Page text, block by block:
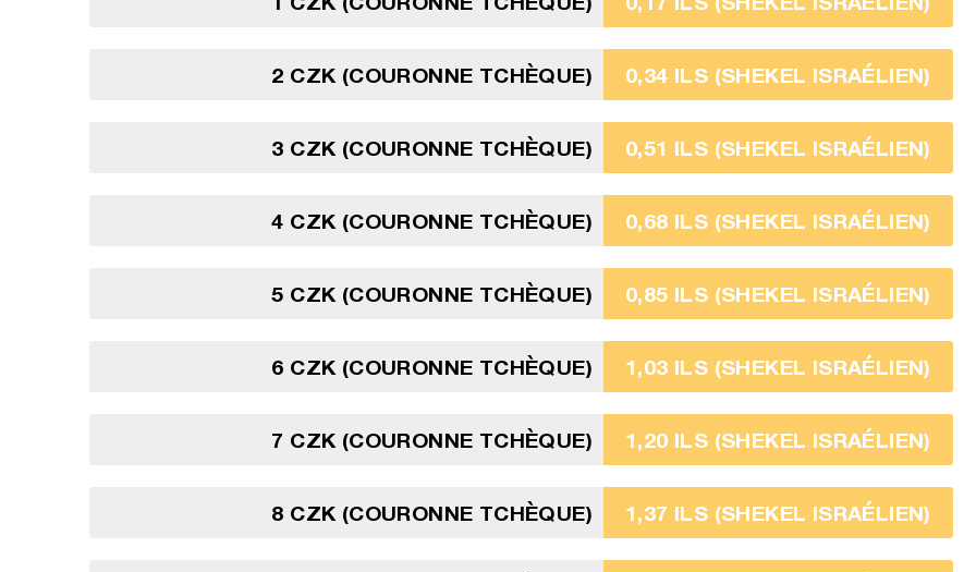
2 CZK (COURONNE TCHÈQUE) 0,34 ILS (SHEKEL ISRAÉLIEN)
3 CZK (COURONNE TCHÈQUE) 0,51 ILS (SHEKEL ISRAÉLIEN)
4 CZK (COURONNE TCHÈQUE) 0,68 ILS (SHEKEL ISRAÉLIEN)
5 CZK (COURONNE TCHÈQUE) 0,85 ILS (SHEKEL ISRAÉLIEN)
6 CZK (COURONNE TCHÈQUE) 1,03 ILS (SHEKEL ISRAÉLIEN)
7 CZK (COURONNE TCHÈQUE) 1,20 ILS (SHEKEL ISRAÉLIEN)
8 CZK (COURONNE TCHÈQUE) 1,37 ILS (SHEKEL ISRAÉLIEN)